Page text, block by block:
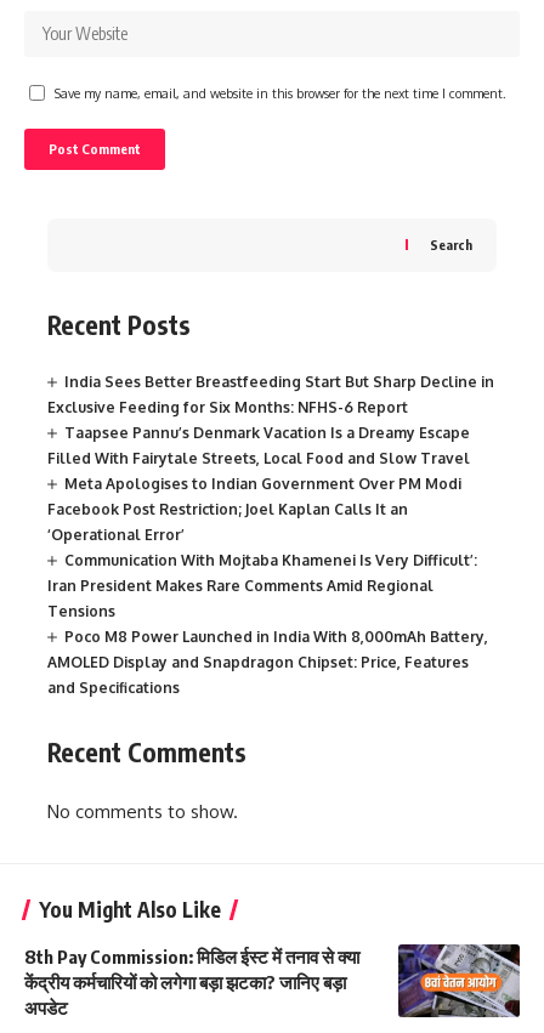
Save my name, email, and website in this browser for the next time I comment.
Search
Recent Posts
India Sees Better Breastfeeding Start But Sharp Decline in
Exclusive Feeding for Six Months: NFHS-6 Report
Taapsee Pannu’s Denmark Vacation Is a Dreamy Escape
Filled With Fairytale Streets, Local Food and Slow Travel
Meta Apologises to Indian Government Over PM Modi
Facebook Post Restriction; Joel Kaplan Calls It an
‘Operational Error’
Communication With Mojtaba Khamenei Is Very Difficult’:
Iran President Makes Rare Comments Amid Regional
Tensions
Poco M8 Power Launched in India With 8,000mAh Battery,
AMOLED Display and Snapdragon Chipset: Price, Features
and Specifications
Recent Comments
No comments to show.
You Might Also Like
8th Pay Commission: मिडिल ईस्ट में तनाव से क्या
केंद्रीय कर्मचारियों को लगेगा बड़ा झटका? जानिए बड़ा
अपडेट